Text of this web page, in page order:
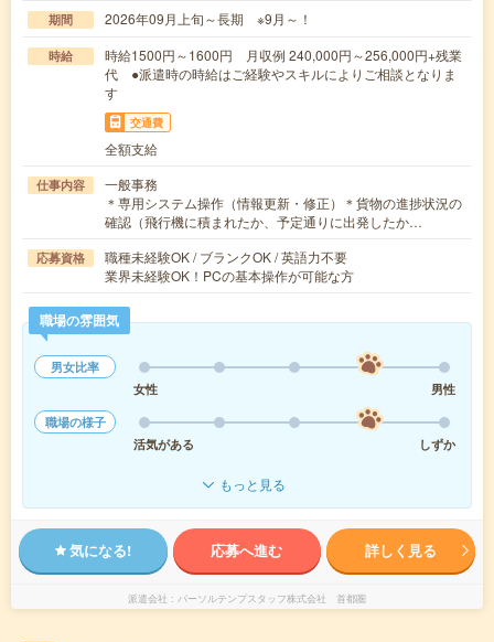
期間 2026年09月上旬～長期 ※9月～！
時給
時給1500円～1600円 月収例 240,000円～256,000円+残業
代 ●派遣時の時給はご経験やスキルによりご相談となりま
す
交通費
全額支給
仕事内容
一般事務
＊専用システム操作（情報更新・修正）＊貨物の進捗状況の
確認（飛行機に積まれたか、予定通りに出発したか…
応募資格
職種未経験OK / ブランクOK / 英語力不要
業界未経験OK！PCの基本操作が可能な方
職場の雰囲気
男女比率
女性
男性
職場の様子
活気がある
しずか
もっと見る
気になる! 応募へ進む 詳しく見る
派遣会社 パーソルテンプスタッフ株式会社 首都圏